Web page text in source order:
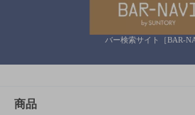
バー検索サイト［BAR-
商品